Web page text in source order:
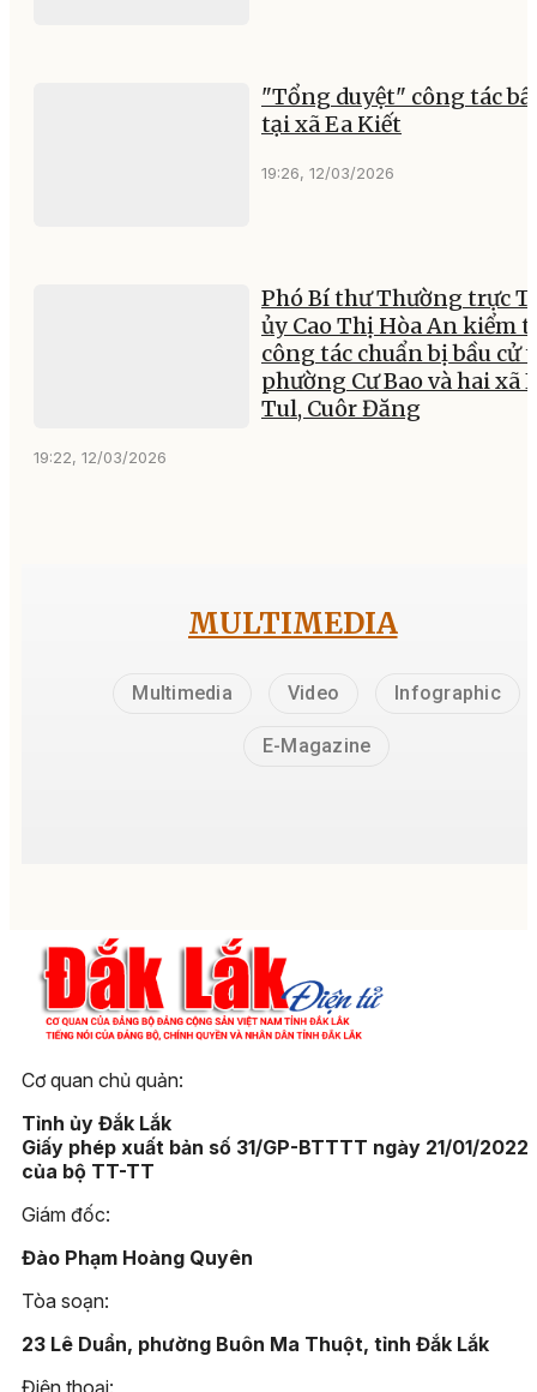
"Tổng duyệt" công tác
tại xã Ea Kiết
19:26, 12/03/2026
Phó Bí thư Thường trực
ủy Cao Thị Hòa An kiểm
công tác chuẩn bị bầu cử
phường Cư Bao và hai xã
Tul, Cuôr Đăng
19:22, 12/03/2026
MULTIMEDIA
Multimedia Video Infographic
E-Magazine
Cơ quan chủ quản:
Tỉnh ủy Đắk Lắk
Giấy phép xuất bản số 31/GP-BTTTT ngày 21/01/2022
của bộ TT-TT
Giám đốc:
Đào Phạm Hoàng Quyên
Tòa soạn:
23 Lê Duẩn, phường Buôn Ma Thuột, tỉnh Đắk Lắk
Điện thoại: